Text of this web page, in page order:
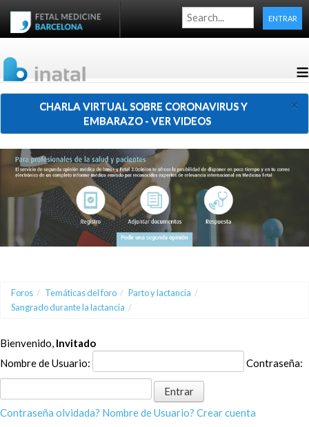
≡
ENTRAR
×
CHARLA VIRTUAL SOBRE CORONAVIRUS Y
EMBARAZO - VER VIDEOS
Foros / Temáticas del foro / Parto y lactancia /
Sangrado durante la lactancia /
Bienvenido, Invitado
Nombre de Usuario:
Contraseña:
Contraseña olvidada? Nombre de Usuario? Crear cuenta